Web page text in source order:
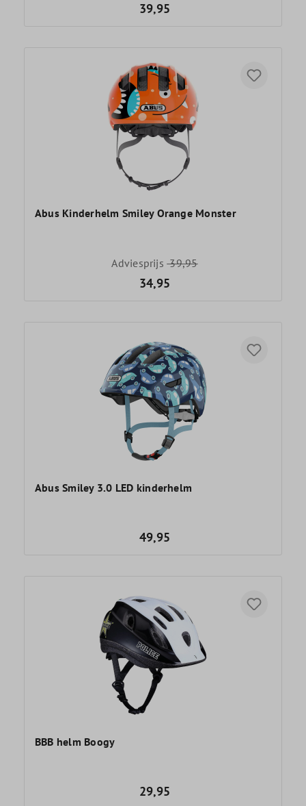
39,95
Abus Kinderhelm Smiley Orange Monster
Adviesprijs39,95
34,95
Abus Smiley 3.0 LED kinderhelm
49,95
BBB helm Boogy
29,95